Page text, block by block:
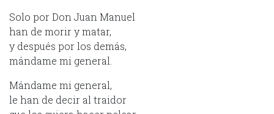
Solo por Don Juan Manuel
han de morir y matar,
y después por los demás,
mándame mi general.
Mándame mi general,
le han de decir al traidor